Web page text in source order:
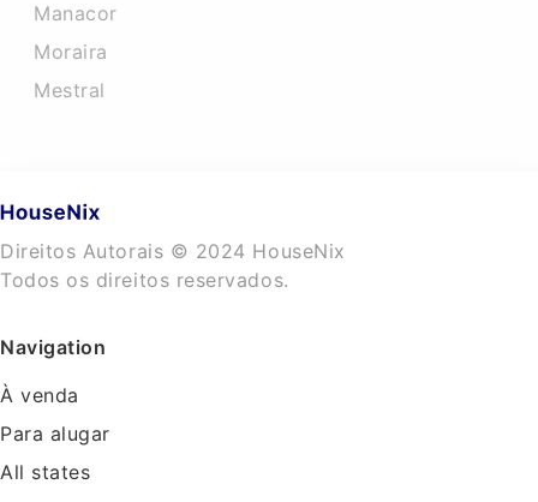
Manacor
Moraira
Mestral
Direitos Autorais © 2024 HouseNix
Todos os direitos reservados.
Navigation
À venda
Para alugar
All states